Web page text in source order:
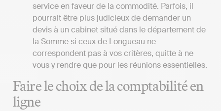
service en faveur de la commodité. Parfois, il
pourrait être plus judicieux de demander un
devis à un cabinet situé dans le département de
la Somme si ceux de Longueau ne
correspondent pas à vos critères, quitte à ne
vous y rendre que pour les réunions essentielles.
Faire le choix de la comptabilité en
ligne